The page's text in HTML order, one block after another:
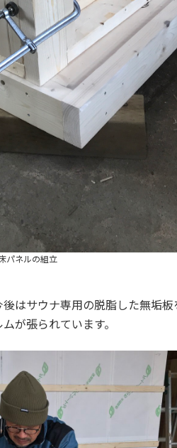
パネルの組立
はサウナ専用の脱脂した無垢板
が張られています。